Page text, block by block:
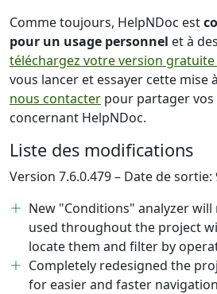
Comme toujours, HelpNDoc est
pour un usage personnel et à
téléchargez votre version
vous lancer et essayer cette mise
nous contacter pour partager
concernant HelpNDoc.
Liste des modifications
Version 7.6.0.479 – Date de sortie:
New "Conditions" analyzer
used throughout the project
locate them and filter by
Completely redesigned the
for easier and faster